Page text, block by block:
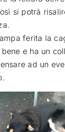
si potrà
ferita la
e ha un
ad un